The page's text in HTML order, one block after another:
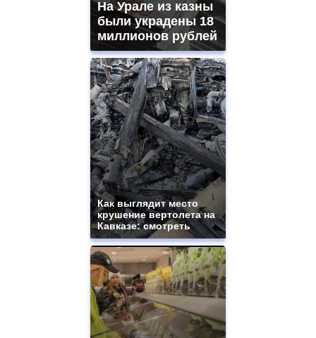
На Урале из казны
были украдены 18
миллионов рублей
Как выглядит место
крушение вертолета на
Кавказе: смотреть